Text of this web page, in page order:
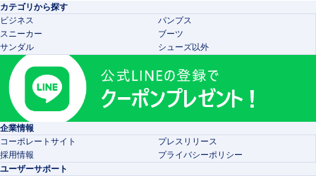
カテゴリから探す
ビジネス
パンプス
スニーカー
ブーツ
サンダル
シューズ以外
企業情報
コーポレートサイト
プレスリリース
採用情報
プライバシーポリシー
ユーザーサポート